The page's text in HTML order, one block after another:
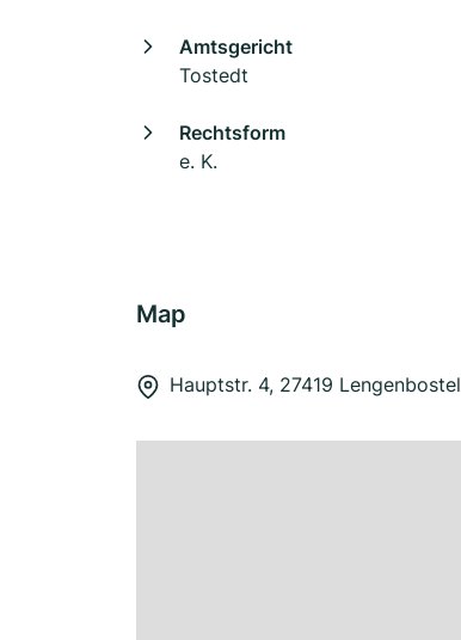
Amtsgericht
Tostedt
Rechtsform
e. K.
Map
Hauptstr. 4, 27419 Lengenbostel